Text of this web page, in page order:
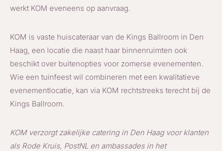
werkt KOM eveneens op aanvraag.
KOM is vaste huiscateraar van de Kings Ballroom in Den
Haag, een locatie die naast haar binnenruimten ook
beschikt over buitenopties voor zomerse evenementen.
Wie een tuinfeest wil combineren met een kwalitatieve
evenementlocatie, kan via KOM rechtstreeks terecht bij de
Kings Ballroom.
KOM verzorgt zakelijke catering in Den Haag voor klanten
als Rode Kruis, PostNL en ambassades in het